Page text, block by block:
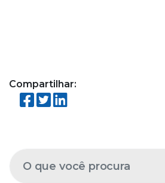
Compartilhar: